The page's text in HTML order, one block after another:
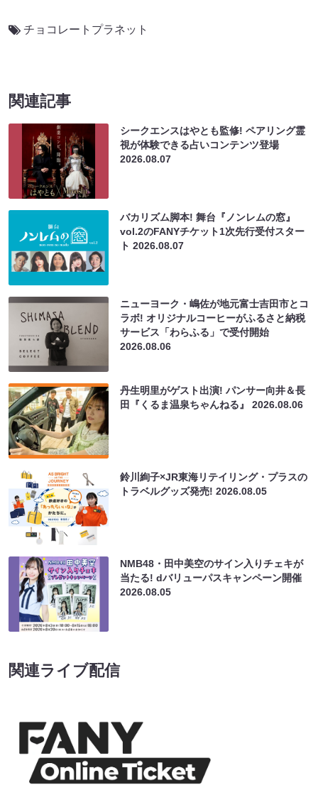
チョコレートプラネット
関連記事
シークエンスはやとも監修! ペアリング霊
視が体験できる占いコンテンツ登場
2026.08.07
バカリズム脚本! 舞台『ノンレムの窓』
vol.2のFANYチケット1次先行受付スター
ト2026.08.07
ニューヨーク・嶋佐が地元富士吉田市とコ
ラボ! オリジナルコーヒーがふるさと納税
サービス「わらふる」で受付開始
2026.08.06
丹生明里がゲスト出演! パンサー向井＆長
田『くるま温泉ちゃんねる』2026.08.06
鈴川絢子×JR東海リテイリング・プラスの
トラベルグッズ発売!2026.08.05
NMB48・田中美空のサイン入りチェキが
当たる! dバリューパスキャンペーン開催
2026.08.05
関連ライブ配信